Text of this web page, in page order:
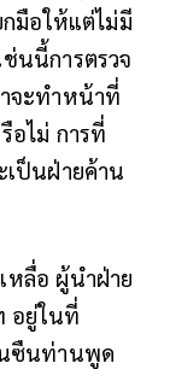
มือให้แต่ไม่มี
นนี้การตรวจ
จะทำหน้าที่
อไม่ การที่
ป็นฝ่ายค้าน
ลื่อ ผู้นำฝ่าย
อยู่ในที่
ซืนท่านพูด